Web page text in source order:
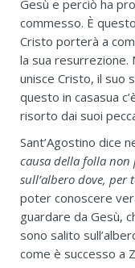
Gesù e perciò ha
commesso. È
Cristo porterà a
la sua resurrezione.
unisce Cristo, il suo
questo in casasua
risorto dai suoi
Sant’Agostino dice
causa della folla
sull’albero dove, per
poter conoscere
guardare da Gesù,
sono salito
come è successo a